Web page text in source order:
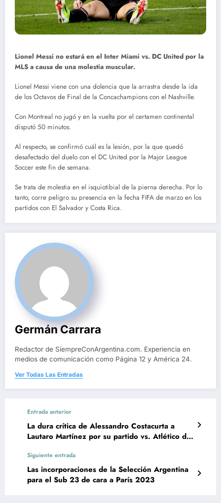
Lionel Messi no estará en el Inter Miami vs. DC United por la
MLS a causa de una molestia muscular.
Lionel Messi viene con una dolencia que la arrastra desde la ida
de los Octavos de Final de la Concachampions con el Nashville.
Con Montreal no jugó y en la vuelta por el certamen continental
disputó 50 minutos.
Al respecto, se confirmó cuál es la lesión, por la que quedó
desafectado del duelo con el DC United por la Major League
Soccer este fin de semana.
Se trata de molestia en el isquiotibial de la pierna derecha. Por lo
tanto, corre peligro su presencia en la fecha FIFA de marzo en los
partidos con El Salvador y Costa Rica.
Germán Carrara
Redactor de SiempreConArgentina.com. Experiencia en
medios de comunicación como Página 12 y América 24.
Ver Todas Las Entradas
Entrada anterior
La dura crítica de Alessandro Costacurta a
Lautaro Martínez por su partido vs. Atlético de
Siguiente entrada
Las incorporaciones de la Selección Argentina
para el Sub 23 de cara a París 2023